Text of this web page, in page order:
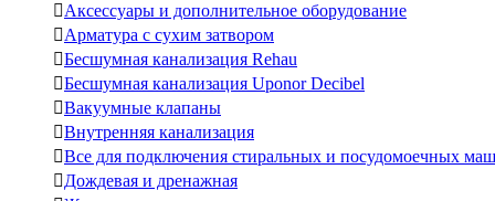
Аксессуары и дополнительное оборудование
Арматура с сухим затвором
Бесшумная канализация Rehau
Бесшумная канализация Uponor Decibel
Вакуумные клапаны
Внутренняя канализация
Все для подключения стиральных и посудомоечных
Дождевая и дренажная